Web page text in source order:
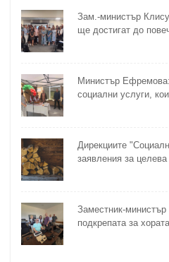
Зам.-министър
ще достигат до
Министър
социални услуги,
Дирекциите
заявления за
Заместник-
подкрепата за